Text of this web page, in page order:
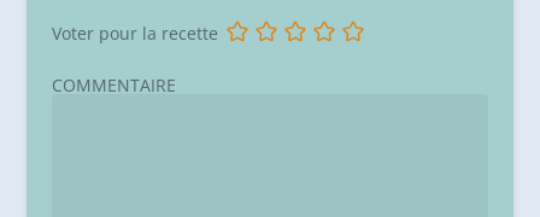
Voter pour la recette
COMMENTAIRE